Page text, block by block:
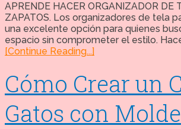
APRENDE HACER ORGANIZADOR DE
ZAPATOS. Los organizadores de tela
una excelente opción para quienes
espacio sin comprometer el estilo.
[Continue Reading...]
Cómo Crear un
Gatos con Molde